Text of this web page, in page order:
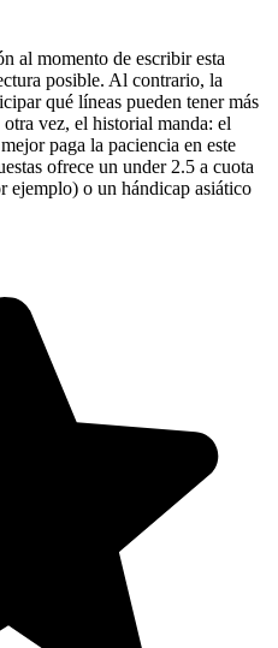
al momento de escribir esta
posible. Al contrario, la
qué líneas pueden tener más
vez, el historial manda: el
paga la paciencia en este
ofrece un under 2.5 a cuota
ejemplo) o un hándicap asiático